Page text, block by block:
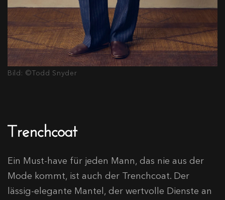
Bild: ©Todd Snyder
Trenchcoat
Ein Must-have für jeden Mann, das nie aus der
Mode kommt, ist auch der Trenchcoat. Der
lässig-elegante Mantel, der wertvolle Dienste an